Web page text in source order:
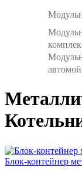
Блок-контейнер